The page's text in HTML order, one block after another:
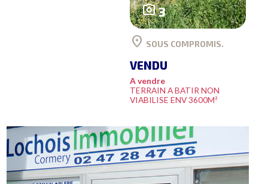
photo_camera3
location_on SOUS COMPROMIS.
VENDU
A vendre
TERRAIN A BATIR NON
VIABILISE ENV 3600M²